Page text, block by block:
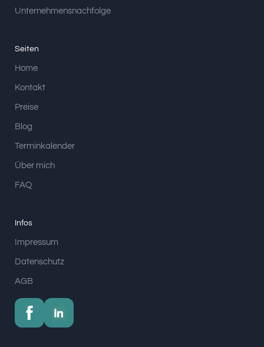
Unternehmensnachfolge
Seiten
Home
Kontakt
Preise
Blog
Terminkalender
Über mich
FAQ
Infos
Impressum
Datenschutz
AGB